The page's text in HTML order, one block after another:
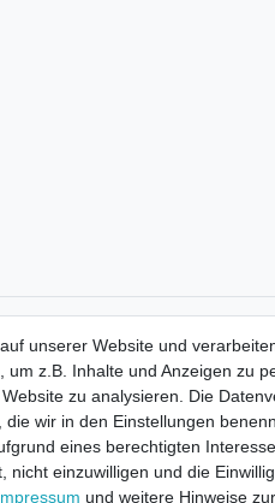
unserer Website und
z.B. Inhalte und Anzeigen zu
zu analysieren. Die
wir in den Einstellungen
eines berechtigten
einzuwilligen und die
und weitere Hinweise